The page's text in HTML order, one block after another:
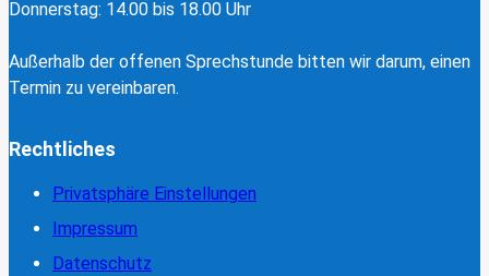
Donnerstag: 14.00 bis 18.00 Uhr
Außerhalb der offenen Sprechstunde bitten wir darum, einen
Termin zu vereinbaren.
Rechtliches
Privatsphäre Einstellungen
Impressum
Datenschutz